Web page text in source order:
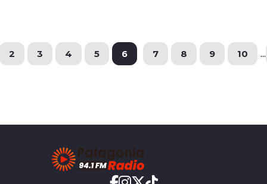
2 3 4 5 6 7 8 9 10 ...